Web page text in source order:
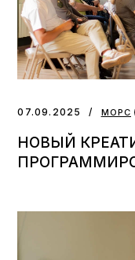
07.09.2025 МОРС
НОВЫЙ